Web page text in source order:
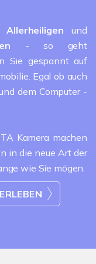
Allerheiligenund
- so geht
Sie gespannt auf
Egal ob auch
dem Computer -
Kamera machen
in die neue Art der
wie Sie mögen.